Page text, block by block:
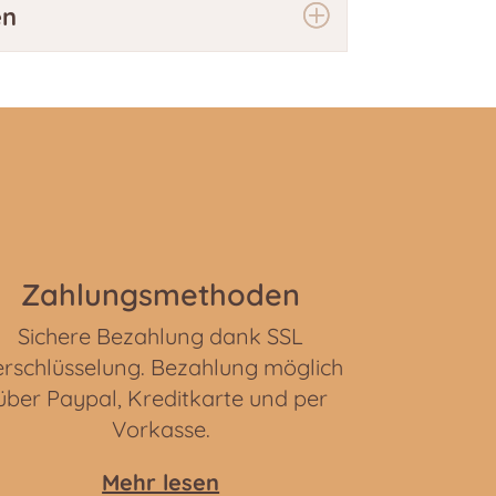
Zahlungsmethoden
Sichere Bezahlung dank SSL
Bezahlung möglich
Paypal, Kreditkarte und per
Vorkasse.
Mehr lesen